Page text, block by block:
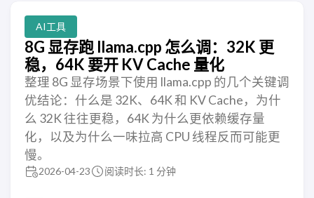
AI工具
8G 显存跑 llama.cpp 怎么调：32K 更
稳，64K 要开 KV Cache 量化
整理 8G 显存场景下使用 llama.cpp 的几个关键调
优结论：什么是 32K、64K 和 KV Cache，为什
么 32K 往往更稳，64K 为什么更依赖缓存量
化，以及为什么一味拉高 CPU 线程反而可能更
慢。
2026-04-23 阅读时长: 1 分钟